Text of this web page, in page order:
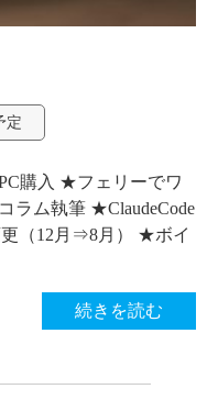
定
購入 ★フェリーでワ
ラム執筆 ★ClaudeCode
（12月⇒8月） ★ボイ
続きを読む